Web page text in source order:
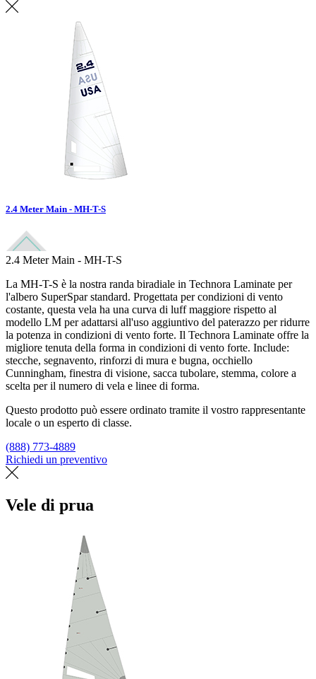
2.4 Meter Main - MH-T-S
2.4 Meter Main - MH-T-S
La MH-T-S è la nostra randa biradiale in Technora Laminate per
l'albero SuperSpar standard. Progettata per condizioni di vento
costante, questa vela ha una curva di luff maggiore rispetto al
modello LM per adattarsi all'uso aggiuntivo del paterazzo per ridurre
la potenza in condizioni di vento forte. Il Technora Laminate offre la
migliore tenuta della forma in condizioni di vento forte. Include:
stecche, segnavento, rinforzi di mura e bugna, occhiello
Cunningham, finestra di visione, sacca tubolare, stemma, colore a
scelta per il numero di vela e linee di forma.
Questo prodotto può essere ordinato tramite il vostro rappresentante
locale o un esperto di classe.
(888) 773-4889
Richiedi un preventivo
Vele di prua